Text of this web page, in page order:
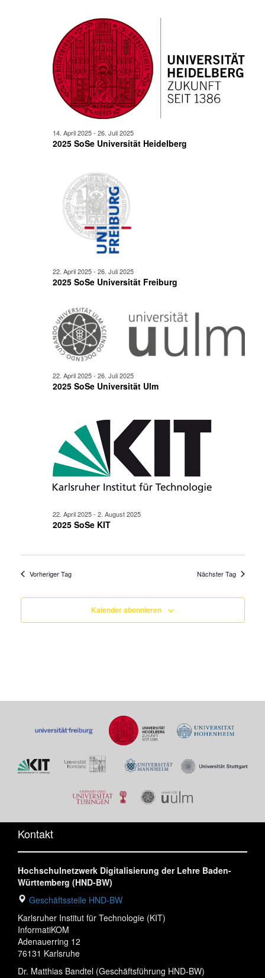
2025 SoSe Universität Heidelberg
14. April 2025- 26. Juli 2025
2025 SoSe Universität Freiburg
22. April 2025- 26. Juli 2025
2025 SoSe Universität Ulm
22. April 2025- 26. Juli 2025
2025 SoSe KIT
22. April 2025- 2. August 2025
Vorheriger Tag Nächster Tag
Kalender abonnieren
Kontakt
Hochschulnetzwerk Digitalisierung der Lehre Baden-
Württemberg (HND-BW)
Geschäftsstelle HND-BW
Karlsruher Institut für Technologie (KIT)
InformatiKOM
Adenauerring 12
76131 Karlsruhe
Dr. Matthias Bandtel (Geschäftsführung HND-BW)